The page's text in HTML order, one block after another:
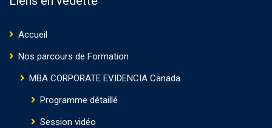
Accueil
Nos parcours de Formation
MBA CORPORATE EVIDENCIA Canada
Programme détaillé
Session vidéo